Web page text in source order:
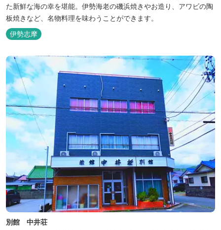
た新鮮な海の幸を堪能。伊勢海老の磯浜焼きやお造り、アワビの陶
板焼きなど、名物料理を味わうことができます。
伊勢志摩
別館 中井荘